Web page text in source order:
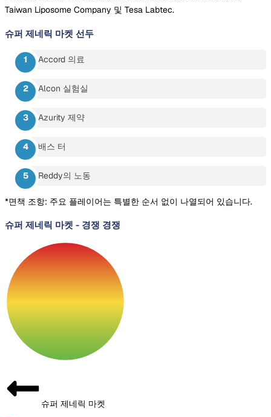
Taiwan Liposome Company 및 Tesa Labtec.
슈퍼 제네릭 마켓 선두
Accord 의료
Alcon 실험실
Azurity 제약
배스 터
Reddy의 노동
*면책 조항: 주요 플레이어는 특별한 순서 없이 나열되어 있습니다.
슈퍼 제네릭 마켓 - 경쟁 경쟁
슈퍼 제네릭 마켓